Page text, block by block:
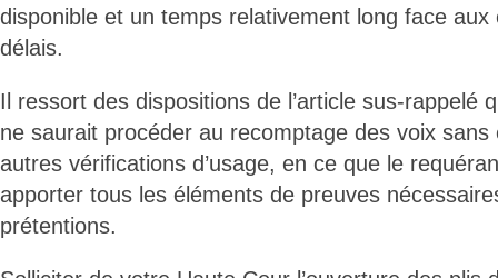
disponible et un temps relativement long face
délais.
Il ressort des dispositions de l’article sus-rappelé
ne saurait procéder au recomptage des voix sans
autres vérifications d’usage, en ce que le
apporter tous les éléments de preuves
prétentions.